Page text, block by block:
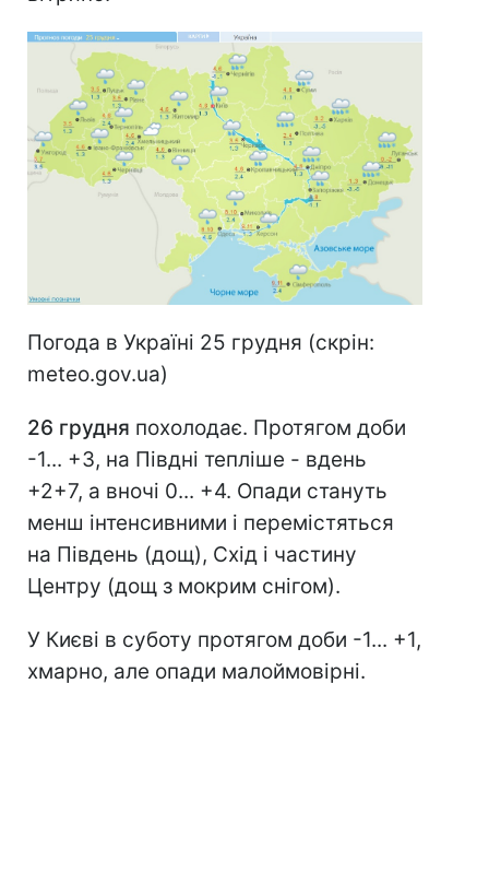
Погода в Україні 25 грудня (скрін:
meteo.gov.ua)
26 грудня похолодає. Протягом доби
-1... +3, на Півдні тепліше - вдень
+2+7, а вночі 0... +4. Опади стануть
менш інтенсивними і перемістяться
на Південь (дощ), Схід і частину
Центру (дощ з мокрим снігом).
У Києві в суботу протягом доби -1... +1,
хмарно, але опади малоймовірні.